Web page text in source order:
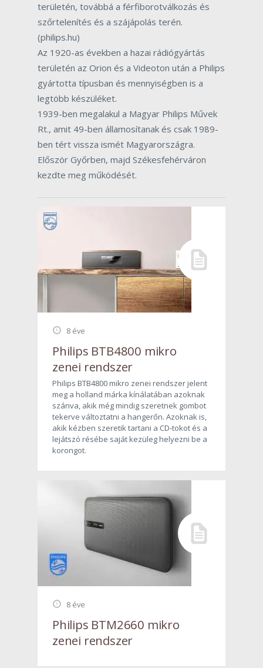
területén, továbbá a férfiborotválkozás és
szőrtelenítés és a szájápolás terén.
(philips.hu)
Az 1920-as években a hazai rádiógyártás
területén az Orion és a Videoton után a Philips
gyártotta típusban és mennyiségben is a
legtöbb készüléket.
1939-ben megalakul a Magyar Philips Művek
Rt., amit 49-ben államosítanak és csak 1989-
ben tért vissza ismét Magyarországra.
Először Győrben, majd Székesfehérváron
kezdte meg működését.
8 éve
Philips BTB4800 mikro
zenei rendszer
Philips BTB4800 mikro zenei rendszer jelent
meg a holland márka kínálatában azoknak
szánva, akik még mindig szeretnek gombot
tekerve változtatni a hangerőn. Azoknak is,
akik kézben szeretik tartani a CD-tokot és a
lejátszó résébe saját kezüleg helyezni be a
korongot.
8 éve
Philips BTM2660 mikro
zenei rendszer